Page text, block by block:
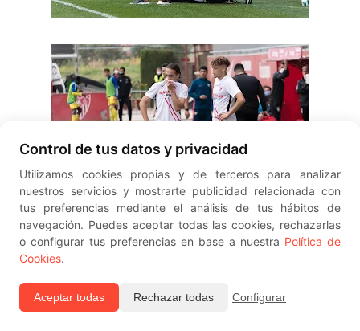
Control de tus datos y privacidad
Utilizamos cookies propias y de terceros para analizar
nuestros servicios y mostrarte publicidad relacionada con
tus preferencias mediante el análisis de tus hábitos de
navegación. Puedes aceptar todas las cookies, rechazarlas
o configurar tus preferencias en base a nuestra Política de
Cookies.
Aceptar todas Rechazar todas Configurar